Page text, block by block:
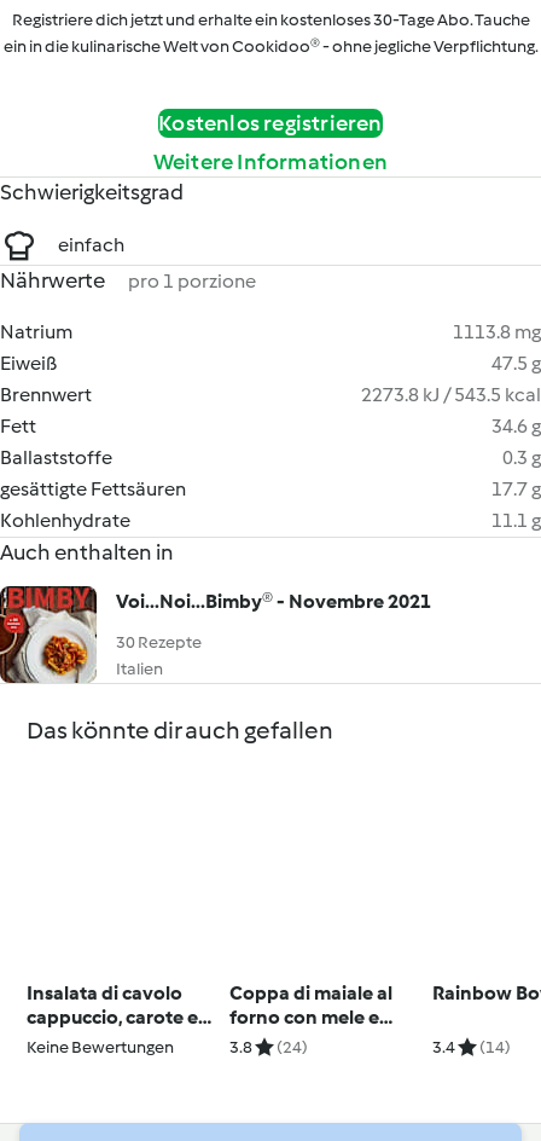
Registriere dich jetzt und erhalte ein kostenloses 30-Tage Abo. Tauche
ein in die kulinarische Welt von Cookidoo® - ohne jegliche Verpflichtung.
Kostenlos registrieren
Weitere Informationen
Schwierigkeitsgrad
einfach
Nährwerte pro 1 porzione
Natrium
1113.8 mg
Eiweiß
47.5 g
Brennwert
2273.8 kJ / 543.5 kcal
Fett
34.6 g
Ballaststoffe
0.3 g
gesättigte Fettsäuren
17.7 g
Kohlenhydrate
11.1 g
Auch enthalten in
Voi...Noi...Bimby® - Novembre 2021
30 Rezepte
Italien
Das könnte dir auch gefallen
Insalata di cavolo
cappuccio, carote e
pollo alla Vietnamita
Keine Bewertungen
Coppa di maiale al
forno con mele e
composta di cipolle
3.8 (24)
Rainbow
3.4 (14)